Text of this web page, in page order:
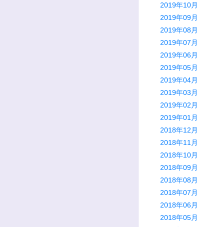
2019年10月
2019年09月
2019年08月
2019年07月
2019年06月
2019年05月
2019年04月
2019年03月
2019年02月
2019年01月
2018年12月
2018年11月
2018年10月
2018年09月
2018年08月
2018年07月
2018年06月
2018年05月